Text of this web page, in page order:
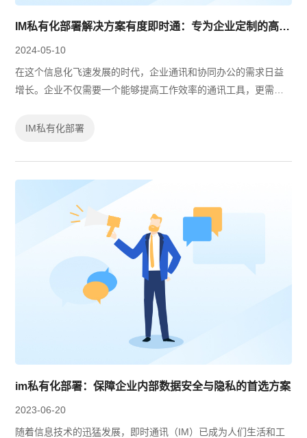
IM私有化部署解决方案有度即时通：专为企业定制的高效通讯平台
2024-05-10
在这个信息化飞速发展的时代，企业通讯和协同办公的需求日益
增长。企业不仅需要一个能够提高工作效率的通讯工具，更需要
通，作为专为企业量身定制的即时通...
IM私有化部署
im私有化部署：保障企业内部数据安全与隐私的首选方案
2023-06-20
随着信息技术的迅猛发展，即时通讯（IM）已成为人们生活和工